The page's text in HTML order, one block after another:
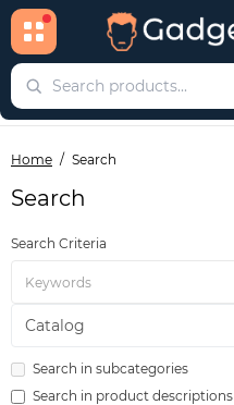
Home Search
Search
Search Criteria
Search in subcategories
Search in product descriptions